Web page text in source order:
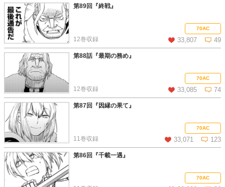
この話を読む コメントを見る
第89回『終戦』
70AC
33,807 49
12巻収録
この話を読む コメントを見る
第88話『最期の務め』
70AC
33,085 74
12巻収録
この話を読む コメントを見る
第87回『因縁の果て』
70AC
33,071 123
11巻収録
この話を読む コメントを見る
第86回『千載一遇』
70AC